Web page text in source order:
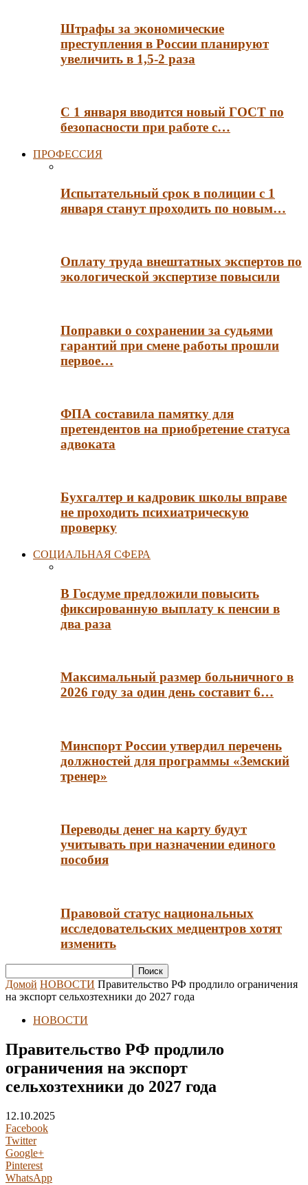
Штрафы за экономические
преступления в России планируют
увеличить в 1,5-2 раза
С 1 января вводится новый ГОСТ по
безопасности при работе с…
ПРОФЕССИЯ
Испытательный срок в полиции с 1
января станут проходить по новым…
Оплату труда внештатных экспертов по
экологической экспертизе повысили
Поправки о сохранении за судьями
гарантий при смене работы прошли
первое…
ФПА составила памятку для
претендентов на приобретение статуса
адвоката
Бухгалтер и кадровик школы вправе
не проходить психиатрическую
проверку
СОЦИАЛЬНАЯ СФЕРА
В Госдуме предложили повысить
фиксированную выплату к пенсии в
два раза
Максимальный размер больничного в
2026 году за один день составит 6…
Минспорт России утвердил перечень
должностей для программы «Земский
тренер»
Переводы денег на карту будут
учитывать при назначении единого
пособия
Правовой статус национальных
исследовательских медцентров хотят
изменить
Домой НОВОСТИ Правительство РФ продлило ограничения
на экспорт сельхозтехники до 2027 года
НОВОСТИ
Правительство РФ продлило
ограничения на экспорт
сельхозтехники до 2027 года
12.10.2025
Facebook
Twitter
Google+
Pinterest
WhatsApp